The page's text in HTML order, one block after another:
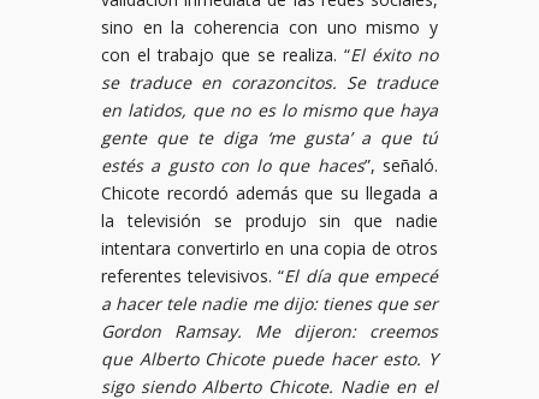
sino en la coherencia con uno mismo y
con el trabajo que se realiza. “El éxito no
se traduce en corazoncitos. Se traduce
en latidos, que no es lo mismo que haya
gente que te diga ‘me gusta’ a que tú
estés a gusto con lo que haces”, señaló.
Chicote recordó además que su llegada a
la televisión se produjo sin que nadie
intentara convertirlo en una copia de otros
referentes televisivos. “El día que empecé
a hacer tele nadie me dijo: tienes que ser
Gordon Ramsay. Me dijeron: creemos
que Alberto Chicote puede hacer esto. Y
sigo siendo Alberto Chicote. Nadie en el